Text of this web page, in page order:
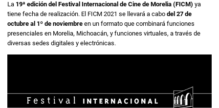
La 19ª edición del Festival Internacional de Cine de Morelia (FICM) ya
tiene fecha de realización. El FICM 2021 se llevará a cabo del 27 de
octubre al 1º de noviembre en un formato que combinará funciones
presenciales en Morelia, Michoacán, y funciones virtuales, a través de
diversas sedes digitales y electrónicas.